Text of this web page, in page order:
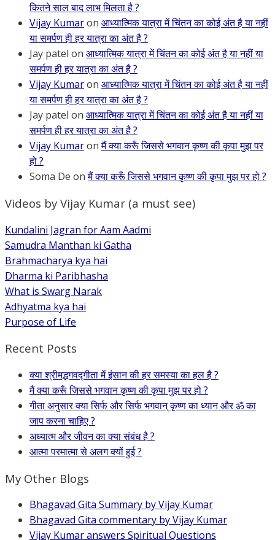
कितने साल बाद लाभ मिलता है ?
Vijay Kumaron आध्यात्मिक यात्रा में चिंतन का कोई अंत है या नहीं
या समर्पण ही हर यात्रा का अंत है ?
Jay patel on आध्यात्मिक यात्रा में चिंतन का कोई अंत है या नहीं या
समर्पण ही हर यात्रा का अंत है ?
Vijay Kumaron आध्यात्मिक यात्रा में चिंतन का कोई अंत है या नहीं
या समर्पण ही हर यात्रा का अंत है ?
Jay patel on आध्यात्मिक यात्रा में चिंतन का कोई अंत है या नहीं या
समर्पण ही हर यात्रा का अंत है ?
Vijay Kumaronमैं क्या करूँ जिससे भगवान कृष्ण की कृपा मुझ पर
हो ?
Soma De onमैं क्या करूँ जिससे भगवान कृष्ण की कृपा मुझ पर हो ?
Videos by Vijay Kumar (a must see)
Kundalini Jagran for Aam Aadmi
Samudra Manthan ki Gatha
Brahmacharya kya hai
Dharma ki Paribhasha
What is Swarg Narak
Adhyatma kya hai
Purpose of Life
Recent Posts
क्या श्रीमद्भगवद्गीता में इंसान की हर समस्या का हल है ?
मैं क्या करूँ जिससे भगवान कृष्ण की कृपा मुझ पर हो ?
गीता अनुसार क्या सिर्फ और सिर्फ भगवान् कृष्ण का ध्यान और ॐ का
जाप करना चाहिए ?
अध्यात्म और जीवन का क्या संबंध है ?
आत्मा परमात्मा से अलग क्यों हुई ?
My Other Blogs
Bhagavad Gita Summary by Vijay Kumar
Bhagavad Gita commentary by Vijay Kumar
Vijay Kumar answers Spiritual Questions